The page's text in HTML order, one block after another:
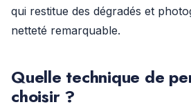
qui restitue des dégradés et
netteté remarquable.
Quelle technique de
choisir ?